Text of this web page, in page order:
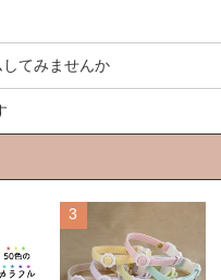
てみませんか
3